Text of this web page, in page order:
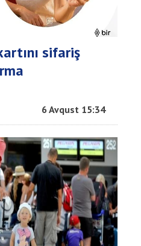
sifariş
6 Avqust 15:34